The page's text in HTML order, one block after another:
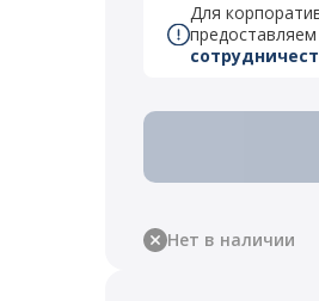
Для
Нет в наличии